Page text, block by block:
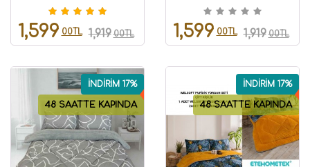
LOVE BORDO
1,599 00TL 1,919 00TL
MİX BEJ 8696474232092
1,599 00TL 1,919 00TL
48 SAATTE KAPINDA
İNDİRİM 17%
48 SAATTE KAPINDA
İNDİRİM 17%